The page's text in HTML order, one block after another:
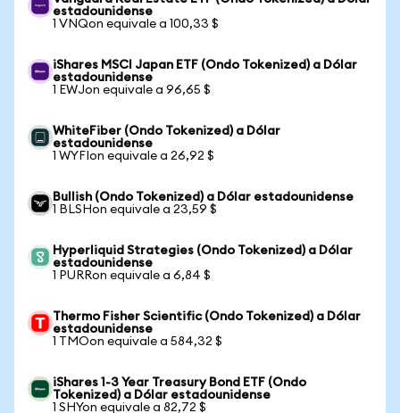
estadounidense
1 VNQon equivale a 100,33 $
iShares MSCI Japan ETF (Ondo Tokenized) a Dólar
estadounidense
1 EWJon equivale a 96,65 $
WhiteFiber (Ondo Tokenized) a Dólar
estadounidense
1 WYFIon equivale a 26,92 $
Bullish (Ondo Tokenized) a Dólar estadounidense
1 BLSHon equivale a 23,59 $
Hyperliquid Strategies (Ondo Tokenized) a Dólar
estadounidense
1 PURRon equivale a 6,84 $
Thermo Fisher Scientific (Ondo Tokenized) a Dólar
estadounidense
1 TMOon equivale a 584,32 $
iShares 1-3 Year Treasury Bond ETF (Ondo
Tokenized) a Dólar estadounidense
1 SHYon equivale a 82,72 $